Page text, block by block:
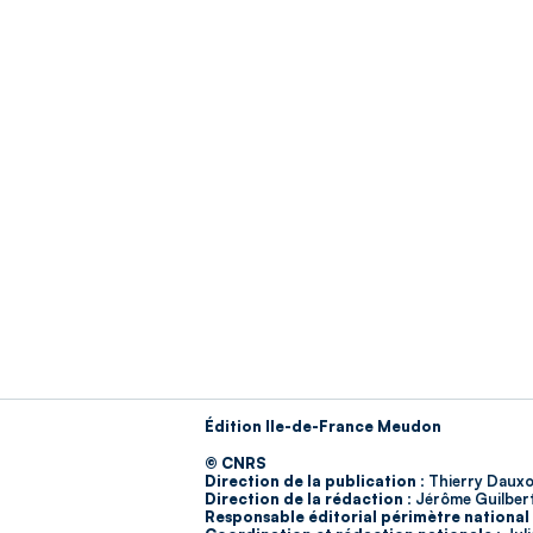
Édition Ile-de-France Meudon
© CNRS
Direction de la publication : Thierry
Direction de la rédaction : Jérôme
Responsable éditorial périmètre national